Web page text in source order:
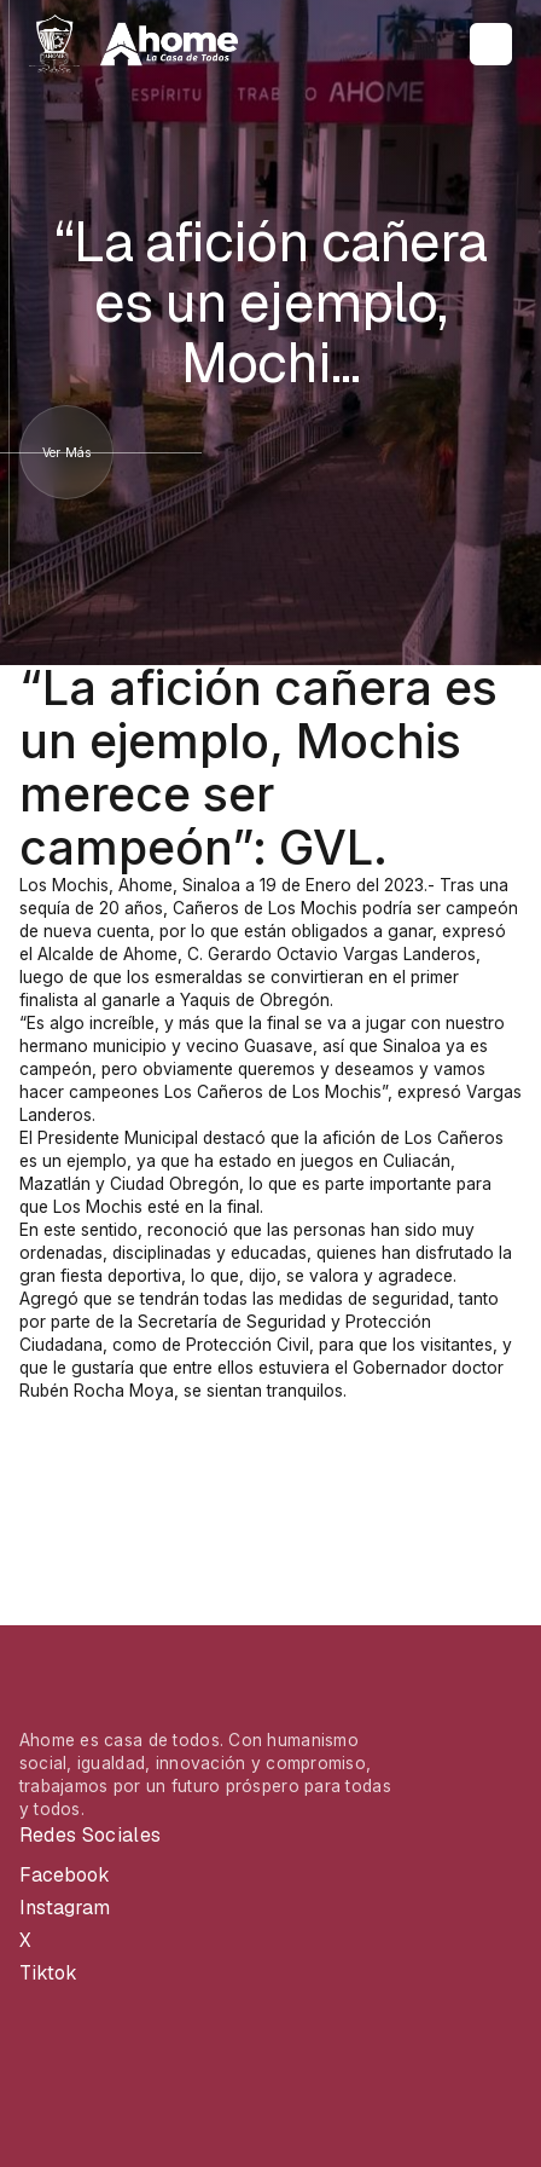
“La afición cañera
es un ejemplo,
Mochi…
Ver Más
“La afición cañera es
un ejemplo, Mochis
merece ser
campeón”: GVL.
Los Mochis, Ahome, Sinaloa a 19 de Enero del 2023.- Tras una
sequía de 20 años, Cañeros de Los Mochis podría ser campeón
de nueva cuenta, por lo que están obligados a ganar, expresó
el Alcalde de Ahome, C. Gerardo Octavio Vargas Landeros,
luego de que los esmeraldas se convirtieran en el primer
finalista al ganarle a Yaquis de Obregón.
“Es algo increíble, y más que la final se va a jugar con nuestro
hermano municipio y vecino Guasave, así que Sinaloa ya es
campeón, pero obviamente queremos y deseamos y vamos
hacer campeones Los Cañeros de Los Mochis”, expresó Vargas
Landeros.
El Presidente Municipal destacó que la afición de Los Cañeros
es un ejemplo, ya que ha estado en juegos en Culiacán,
Mazatlán y Ciudad Obregón, lo que es parte importante para
que Los Mochis esté en la final.
En este sentido, reconoció que las personas han sido muy
ordenadas, disciplinadas y educadas, quienes han disfrutado la
gran fiesta deportiva, lo que, dijo, se valora y agradece.
Agregó que se tendrán todas las medidas de seguridad, tanto
por parte de la Secretaría de Seguridad y Protección
Ciudadana, como de Protección Civil, para que los visitantes, y
que le gustaría que entre ellos estuviera el Gobernador doctor
Rubén Rocha Moya, se sientan tranquilos.
Ahome es casa de todos. Con humanismo
social, igualdad, innovación y compromiso,
trabajamos por un futuro próspero para todas
y todos.
Redes Sociales
Facebook
Instagram
X
Tiktok